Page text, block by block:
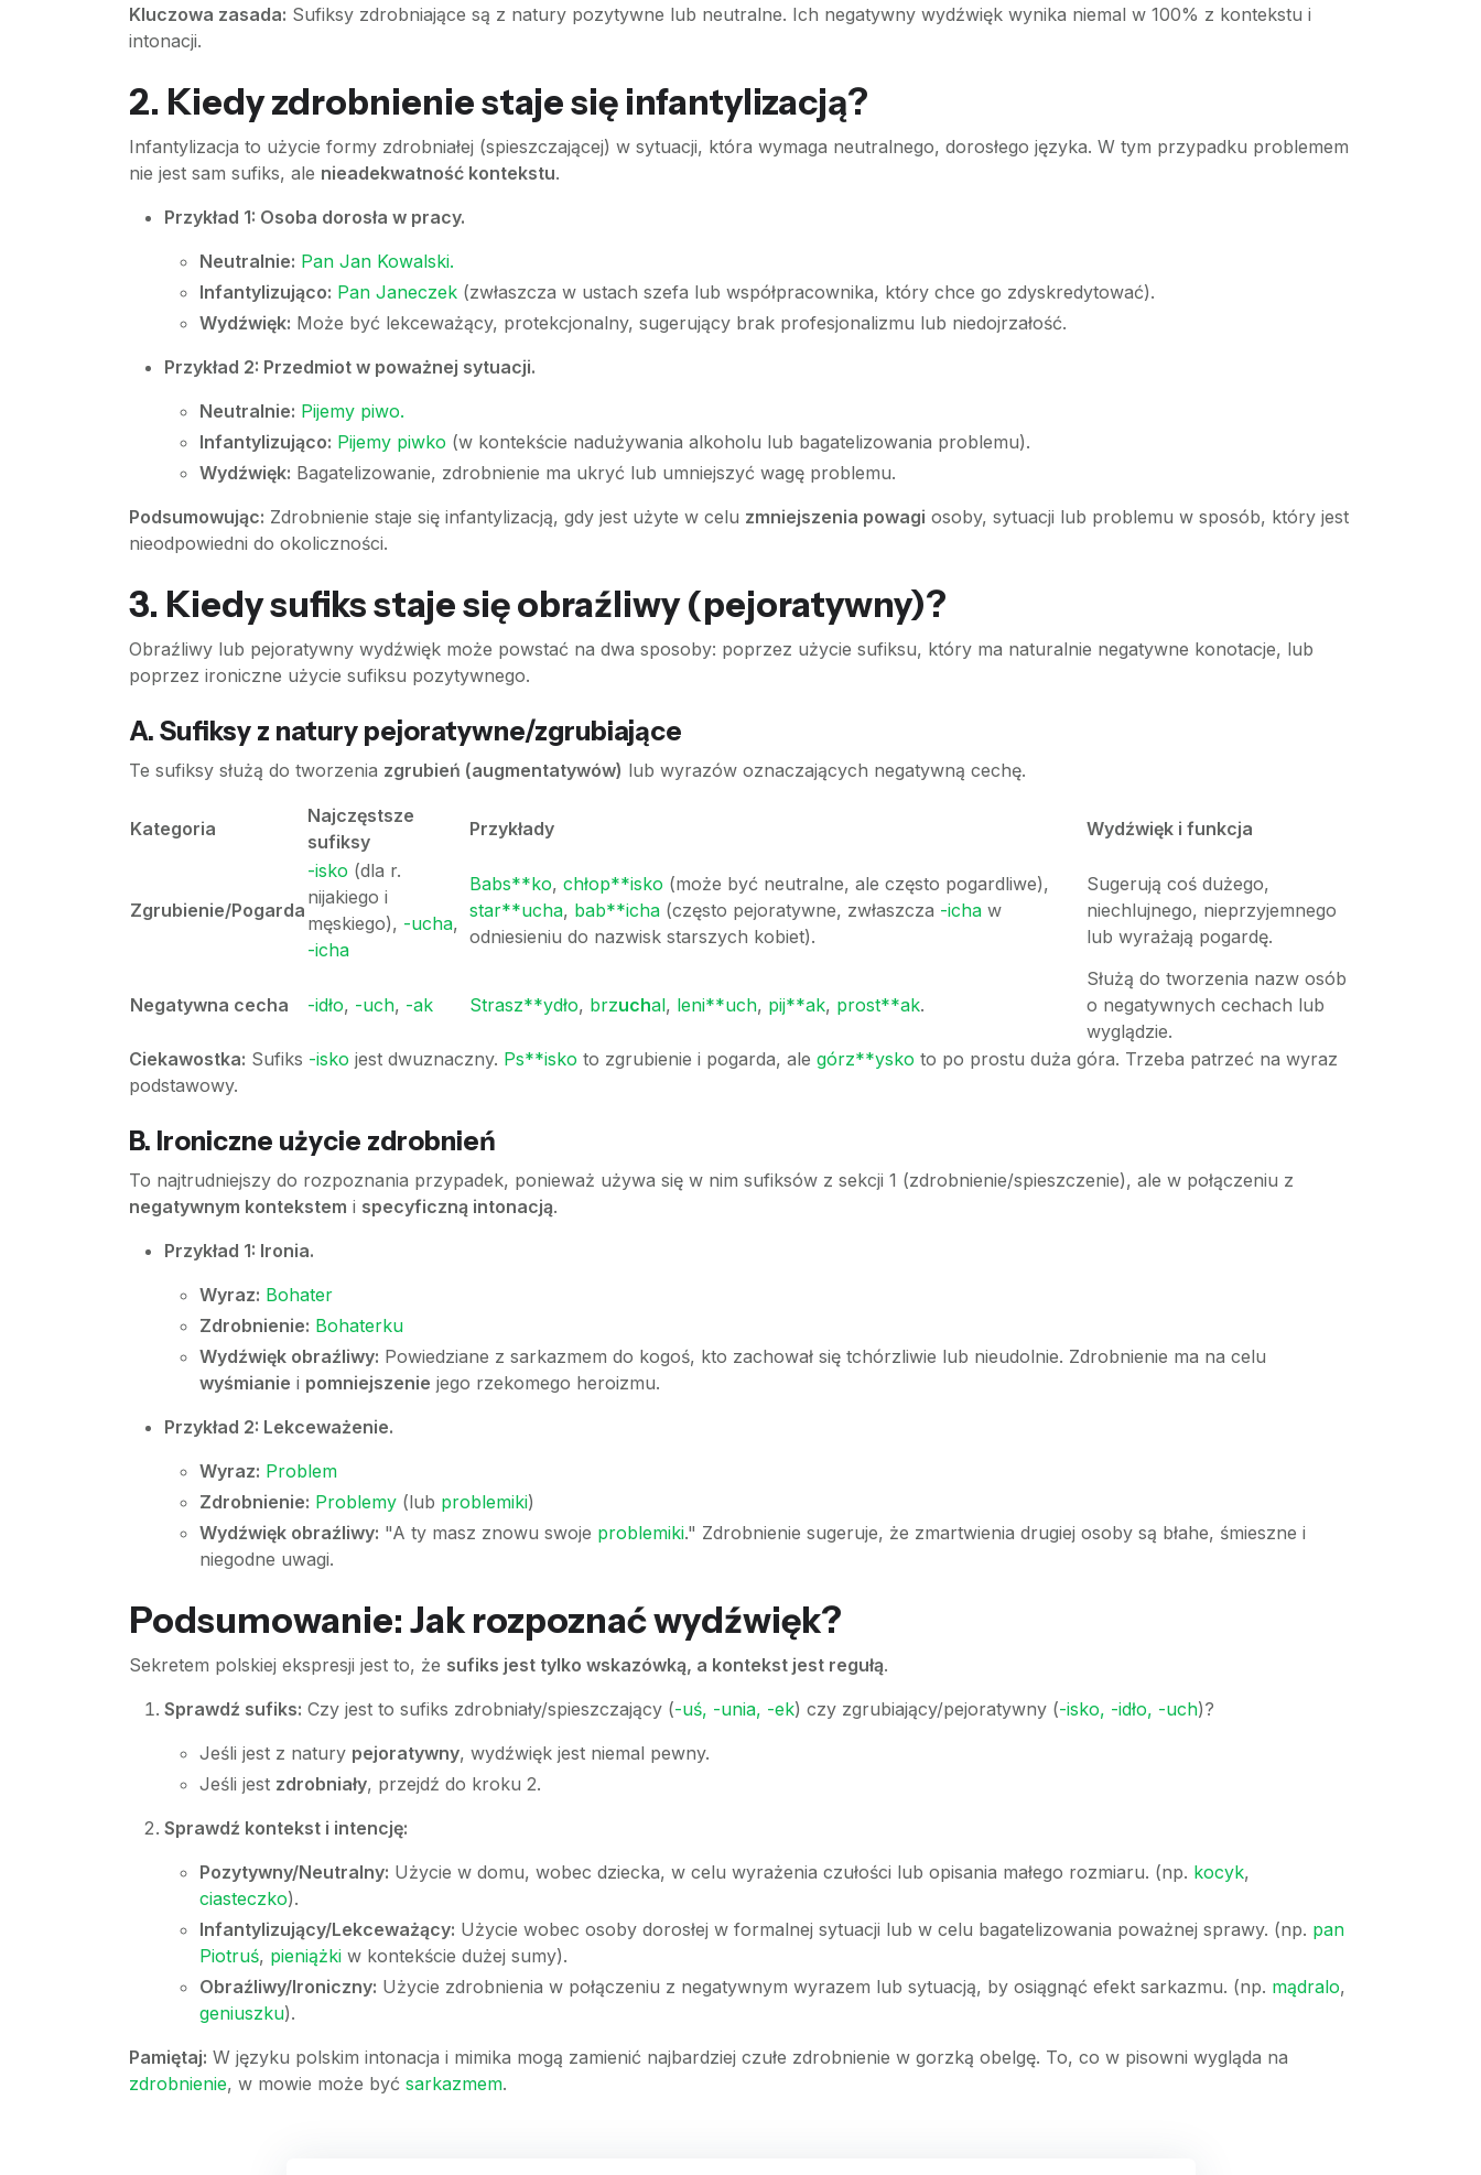
Kluczowa zasada: Sufiksy zdrobniające są z natury pozytywne lub neutralne. Ich negatywny wydźwięk wynika niemal w 100% z kontekstu i
intonacji.
2. Kiedy zdrobnienie staje się infantylizacją?
Infantylizacja to użycie formy zdrobniałej (spieszczającej) w sytuacji, która wymaga neutralnego, dorosłego języka. W tym przypadku problemem
nie jest sam sufiks, ale nieadekwatność kontekstu.
Przykład 1: Osoba dorosła w pracy.
Neutralnie: Pan Jan Kowalski.
Infantylizująco: Pan Janeczek (zwłaszcza w ustach szefa lub współpracownika, który chce go zdyskredytować).
Wydźwięk: Może być lekceważący, protekcjonalny, sugerujący brak profesjonalizmu lub niedojrzałość.
Przykład 2: Przedmiot w poważnej sytuacji.
Neutralnie: Pijemy piwo.
Infantylizująco: Pijemy piwko (w kontekście nadużywania alkoholu lub bagatelizowania problemu).
Wydźwięk: Bagatelizowanie, zdrobnienie ma ukryć lub umniejszyć wagę problemu.
Podsumowując: Zdrobnienie staje się infantylizacją, gdy jest użyte w celu zmniejszenia powagi osoby, sytuacji lub problemu w sposób, który jest
nieodpowiedni do okoliczności.
3. Kiedy sufiks staje się obraźliwy (pejoratywny)?
Obraźliwy lub pejoratywny wydźwięk może powstać na dwa sposoby: poprzez użycie sufiksu, który ma naturalnie negatywne konotacje, lub
poprzez ironiczne użycie sufiksu pozytywnego.
A. Sufiksy z natury pejoratywne/zgrubiające
Te sufiksy służą do tworzenia zgrubień (augmentatywów) lub wyrazów oznaczających negatywną cechę.
Kategoria
Najczęstsze
sufiksy
Przykłady Wydźwięk i funkcja
Zgrubienie/Pogarda
-isko (dla r.
nijakiego i
męskiego), -ucha,
-icha
Babs**ko, chłop**isko (może być neutralne, ale często pogardliwe),
star**ucha, bab**icha (często pejoratywne, zwłaszcza -icha w
odniesieniu do nazwisk starszych kobiet).
Sugerują coś dużego,
niechlujnego, nieprzyjemnego
lub wyrażają pogardę.
Negatywna cecha -idło, -uch, -ak Strasz**ydło, brzuchal, leni**uch, pij**ak, prost**ak.
Służą do tworzenia nazw osób
o negatywnych cechach lub
wyglądzie.
Ciekawostka: Sufiks -isko jest dwuznaczny. Ps**isko to zgrubienie i pogarda, ale górz**ysko to po prostu duża góra. Trzeba patrzeć na wyraz
podstawowy.
B. Ironiczne użycie zdrobnień
To najtrudniejszy do rozpoznania przypadek, ponieważ używa się w nim sufiksów z sekcji 1 (zdrobnienie/spieszczenie), ale w połączeniu z
negatywnym kontekstem i specyficzną intonacją.
Przykład 1: Ironia.
Wyraz: Bohater
Zdrobnienie: Bohaterku
Wydźwięk obraźliwy: Powiedziane z sarkazmem do kogoś, kto zachował się tchórzliwie lub nieudolnie. Zdrobnienie ma na celu
wyśmianie i pomniejszenie jego rzekomego heroizmu.
Przykład 2: Lekceważenie.
Wyraz: Problem
Zdrobnienie: Problemy (lub problemiki)
Wydźwięk obraźliwy: "A ty masz znowu swoje problemiki." Zdrobnienie sugeruje, że zmartwienia drugiej osoby są błahe, śmieszne i
niegodne uwagi.
Podsumowanie: Jak rozpoznać wydźwięk?
Sekretem polskiej ekspresji jest to, że sufiks jest tylko wskazówką, a kontekst jest regułą.
Sprawdź sufiks: Czy jest to sufiks zdrobniały/spieszczający (-uś, -unia, -ek) czy zgrubiający/pejoratywny (-isko, -idło, -uch)?
Jeśli jest z natury pejoratywny, wydźwięk jest niemal pewny.
Jeśli jest zdrobniały, przejdź do kroku 2.
Sprawdź kontekst i intencję:
Pozytywny/Neutralny: Użycie w domu, wobec dziecka, w celu wyrażenia czułości lub opisania małego rozmiaru. (np. kocyk,
ciasteczko).
Infantylizujący/Lekceważący: Użycie wobec osoby dorosłej w formalnej sytuacji lub w celu bagatelizowania poważnej sprawy. (np. pan
Piotruś, pieniążki w kontekście dużej sumy).
Obraźliwy/Ironiczny: Użycie zdrobnienia w połączeniu z negatywnym wyrazem lub sytuacją, by osiągnąć efekt sarkazmu. (np. mądralo,
geniuszku).
Pamiętaj: W języku polskim intonacja i mimika mogą zamienić najbardziej czułe zdrobnienie w gorzką obelgę. To, co w pisowni wygląda na
zdrobnienie, w mowie może być sarkazmem.